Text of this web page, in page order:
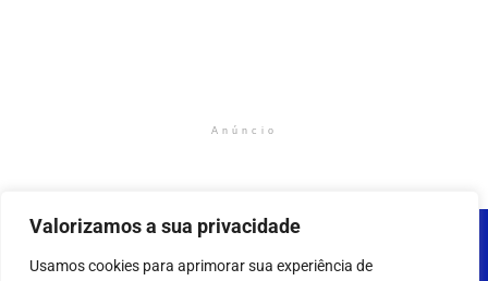
Valorizamos a sua privacidade
Usamos cookies para aprimorar sua experiência de
Anúncio